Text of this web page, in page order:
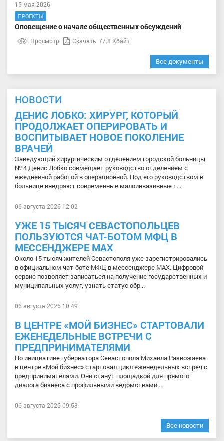
15 мая 2026
ПРОЕКТЫ
Оповещение о начале общественных обсуждений
Просмотр Скачать 77.8 Кбайт
Все документы
НОВОСТИ
ДЕНИС ЛОБКО: ХИРУРГ, КОТОРЫЙ
ПРОДОЛЖАЕТ ОПЕРИРОВАТЬ И
ВОСПИТЫВАЕТ НОВОЕ ПОКОЛЕНИЕ
ВРАЧЕЙ
Заведующий хирургическим отделением городской больницы
№ 4 Денис Лобко совмещает руководство отделением с
ежедневной работой в операционной. Под его руководством в
больнице внедряют современные малоинвазивные т...
06 августа 2026 12:02
УЖЕ 15 ТЫСЯЧ СЕВАСТОПОЛЬЦЕВ
ПОЛЬЗУЮТСЯ ЧАТ-БОТОМ МФЦ В
МЕССЕНДЖЕРЕ МАХ
Около 15 тысяч жителей Севастополя уже зарегистрировались
в официальном чат-боте МФЦ в мессенджере МАХ. Цифровой
сервис позволяет записаться на получение государственных и
муниципальных услуг, узнать статус обр...
06 августа 2026 10:49
В ЦЕНТРЕ «МОЙ БИЗНЕС» СТАРТОВАЛИ
ЕЖЕНЕДЕЛЬНЫЕ ВСТРЕЧИ С
ПРЕДПРИНИМАТЕЛЯМИ
По инициативе губернатора Севастополя Михаила Развожаева
в центре «Мой бизнес» стартовал цикл еженедельных встреч с
предпринимателями. Они станут площадкой для прямого
диалога бизнеса с профильными ведомствами ...
06 августа 2026 09:58
Все новости